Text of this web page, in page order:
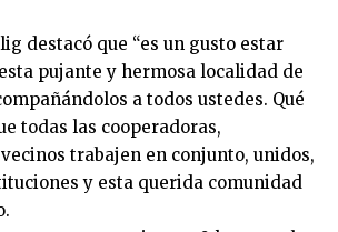
destacó que “es un gusto estar
pujante y hermosa localidad de
a todos ustedes. Qué
todas las cooperadoras,
trabajen en conjunto, unidos,
y esta querida comunidad